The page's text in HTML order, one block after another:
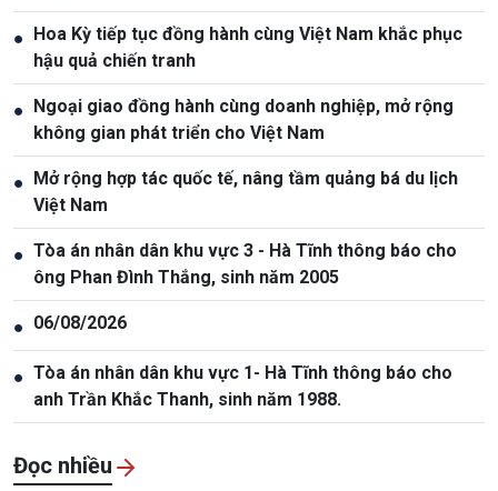
● Hoa Kỳ tiếp tục đồng hành cùng Việt Nam khắc phục
hậu quả chiến tranh
● Ngoại giao đồng hành cùng doanh nghiệp, mở rộng
không gian phát triển cho Việt Nam
● Mở rộng hợp tác quốc tế, nâng tầm quảng bá du lịch
Việt Nam
● Tòa án nhân dân khu vực 3 - Hà Tĩnh thông báo cho
ông Phan Đình Thắng, sinh năm 2005
● 06/08/2026
● Tòa án nhân dân khu vực 1- Hà Tĩnh thông báo cho
anh Trần Khắc Thanh, sinh năm 1988.
Đọc nhiều